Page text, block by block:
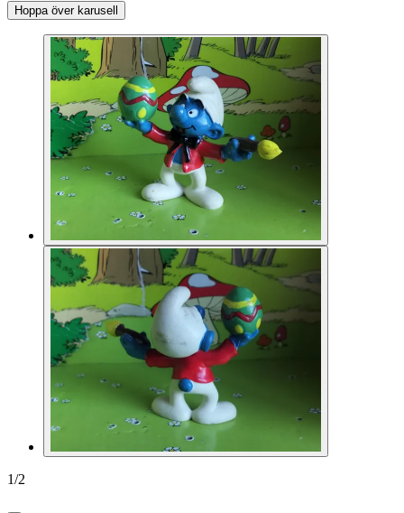
Hoppa över karusell
1/2